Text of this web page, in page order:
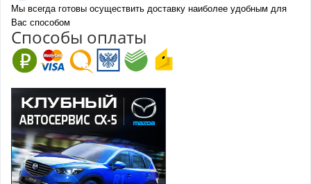
Мы всегда готовы осуществить доставку наиболее удобным для
Вас способом
Способы оплаты